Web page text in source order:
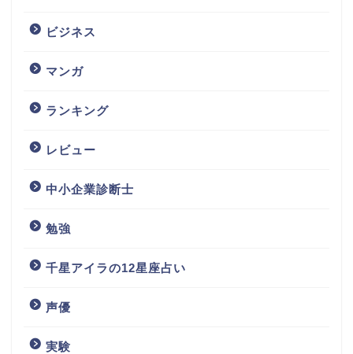
ビジネス
マンガ
ランキング
レビュー
中小企業診断士
勉強
千星アイラの12星座占い
声優
実験